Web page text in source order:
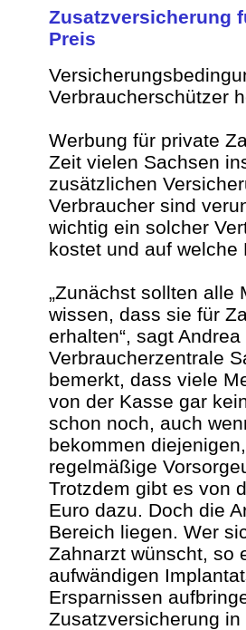
Zusatzversicherung
Preis
Verbraucherschützer
Werbung für private
Zeit vielen Sachsen
zusätzlichen
Verbraucher sind
wichtig ein solcher
kostet und auf
„Zunächst sollten alle
wissen, dass sie für
erhalten“, sagt
Verbraucherzentrale
bemerkt, dass viele
von der Kasse gar
schon noch, auch
bekommen
regelmäßige
Trotzdem gibt es von
Euro dazu. Doch die
Bereich liegen. Wer
Zahnarzt wünscht, so
aufwändigen
Ersparnissen
Zusatzversicherung